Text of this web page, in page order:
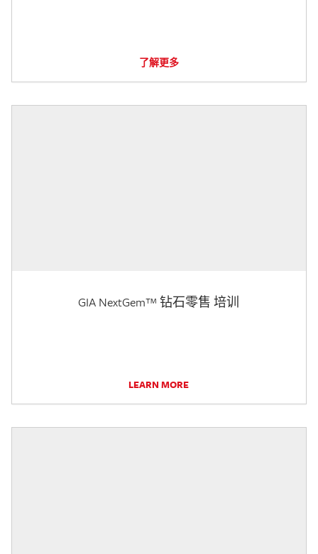
了解更多
GIA NextGem™ 钻石零售 培训
LEARN MORE